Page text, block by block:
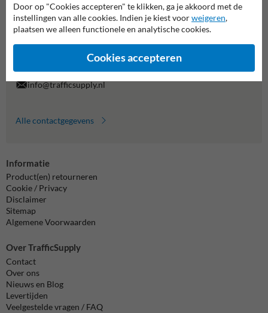
Neem contact met ons op
Wij zijn op werkdagen (van 8.00 tot 17.00) te bereiken op 038-
Vragen? Stuur een e-mail naarinfo@trafficsupply.nlof vul het
formulier in en we reageren zo spoedig mogelijk.
info@trafficsupply.nl
Alle contactgegevens
Informatie
Product(en) retourneren
Cookie / Privacy
Disclaimer
Sitemap
Algemene Voorwaarden
Over TrafficSupply
Contact
Over ons
Nieuws en Blog
Levertijden
Veelgestelde vragen / FAQ
Door op "Cookies accepteren" te klikken, ga je akkoord met de
instellingen van alle cookies. Indien je kiest voorweigeren,
plaatsen we alleen functionele en analytische cookies.
Cookies accepteren